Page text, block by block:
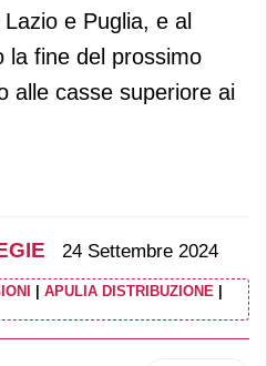
e Puglia, e al
la fine del prossimo
alle casse superiore ai
24 Settembre 2024
APULIA DISTRIBUZIONE